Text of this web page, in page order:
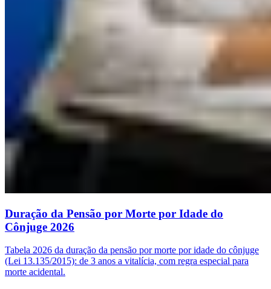
Duração da Pensão por Morte por Idade do
Cônjuge 2026
Tabela 2026 da duração da pensão por morte por idade do cônjuge
(Lei 13.135/2015): de 3 anos a vitalícia, com regra especial para
morte acidental.